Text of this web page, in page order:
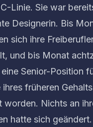
Linie. Sie war
Designerin. Bis
sich ihre
und bis Monat
Senior-Position
früheren Gehalts
worden. Nichts an
hatte sich